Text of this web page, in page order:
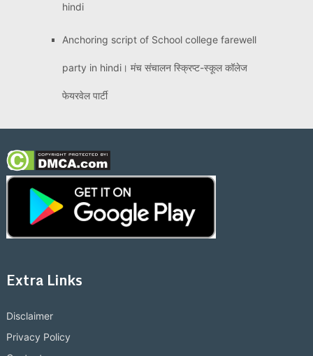
hindi
Anchoring script of School college farewell
party in hindi। मंच संचालन स्क्रिप्ट-स्कूल कॉलेज
फेयरवेल पार्टी
Extra Links
Disclaimer
Privacy Policy